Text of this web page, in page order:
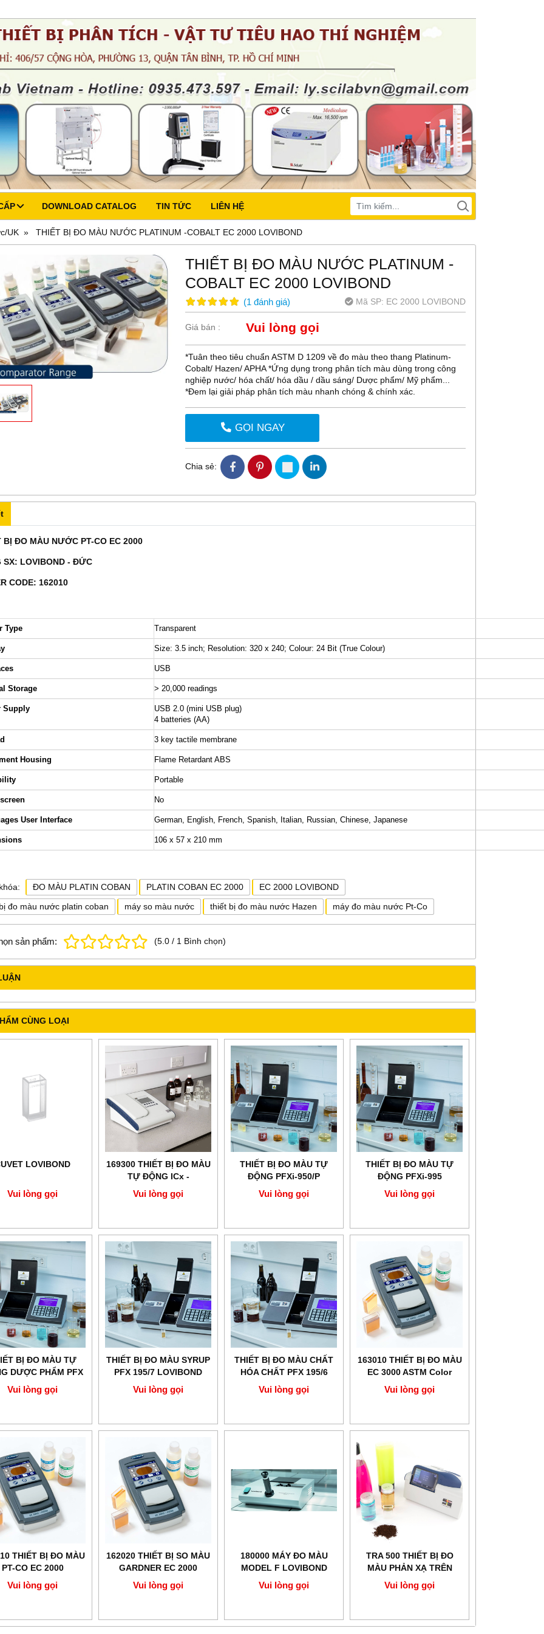
DOWNLOAD CATALOG TIN TỨC LIÊN HỆ
UK THIẾT BỊ ĐO MÀU NƯỚC PLATINUM -COBALT EC 2000 LOVIBOND
VOS-
gọi Vui lòng gọi Vui lòng gọi Vui lòng gọi Vui lòng gọi
THIẾT BỊ ĐO MÀU NƯỚC PLATINUM -
COBALT EC 2000 LOVIBOND
(1đánh giá) Mã SP: EC 2000 LOVIBOND
Giá bán : Vui lòng gọi
*Tuân theo tiêu chuẩn ASTM D 1209 về đo màu theo thang Platinum-
Cobalt/ Hazen/ APHA *Ứng dụng trong phân tích màu dùng trong công
nghiệp nước/ hóa chất/ hóa dầu / dầu sáng/ Dược phẩm/ Mỹ phẩm...
*Đem lại giải pháp phân tích màu nhanh chóng & chính xác.
GỌI NGAY
Chia sẻ:
BỊ ĐO MÀU NƯỚC PT-CO EC 2000
SX: LOVIBOND - ĐỨC
CODE: 162010
Type Transparent
Size: 3.5 inch; Resolution: 320 x 240; Colour: 24 Bit (True Colour)
USB
Storage > 20,000 readings
Supply
USB 2.0 (mini USB plug)
4 batteries (AA)
3 key tactile membrane
Housing Flame Retardant ABS
Portable
No
User Interface German, English, French, Spanish, Italian, Russian, Chinese, Japanese
106 x 57 x 210 mm
ĐO MÀU PLATIN COBAN PLATIN COBAN EC 2000
EC 2000 LOVIBOND
đo màu nước platin coban
máy so màu nước thiết bị đo màu nước Hazen máy đo màu nước Pt-Co
sản phẩm: (5.0 / 1 Bình chọn)
CÙNG LOẠI
LOVIBOND
Vui lòng gọi
169300 THIẾT BỊ ĐO MÀU
TỰ ĐỘNG ICx -
LOVIBOND
Vui lòng gọi
THIẾT BỊ ĐO MÀU TỰ
ĐỘNG PFXi-950/P
LOVIBOND cho nhiên
liệu và sáp
Vui lòng gọi
THIẾT BỊ ĐO MÀU TỰ
ĐỘNG PFXi-995
LOVIBOND
Vui lòng gọi
BỊ ĐO MÀU TỰ
DƯỢC PHẨM PFX
195/5 LOVIBOND
Vui lòng gọi
THIẾT BỊ ĐO MÀU SYRUP
PFX 195/7 LOVIBOND
Vui lòng gọi
THIẾT BỊ ĐO MÀU CHẤT
HÓA CHẤT PFX 195/6
Vui lòng gọi
163010 THIẾT BỊ ĐO MÀU
EC 3000 ASTM Color
LOVIBOND
Vui lòng gọi
THIẾT BỊ ĐO MÀU
PT-CO EC 2000
LOVIBOND
Vui lòng gọi
162020 THIẾT BỊ SO MÀU
GARDNER EC 2000
LOVIBOND
Vui lòng gọi
180000 MÁY ĐO MÀU
MODEL F LOVIBOND
Vui lòng gọi
TRA 500 THIẾT BỊ ĐO
MÀU PHẢN XẠ TRÊN
MẪU HẠT LOVIBOND
ANH
Vui lòng gọi